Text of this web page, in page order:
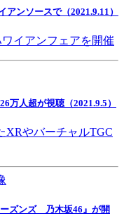
ンソースで（2021.9.11）
イアンフェアを開催
万人超が視聴（2021.9.5）
XRやバーチャルTGC
ズンズ 乃木坂46』が開